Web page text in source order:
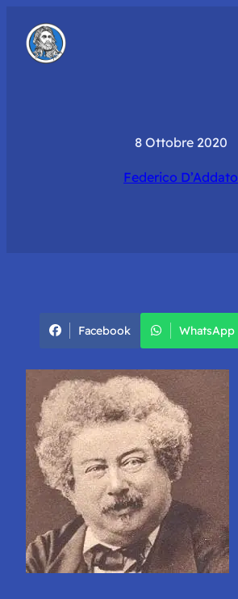
8 Ottobre 2020
Federico D’Addato
Facebook WhatsApp